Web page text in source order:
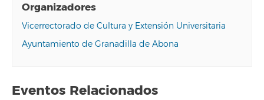
Organizadores
Vicerrectorado de Cultura y Extensión Universitaria
Ayuntamiento de Granadilla de Abona
Eventos Relacionados